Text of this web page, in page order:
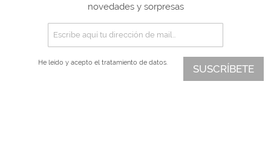
novedades y sorpresas
SUSCRÍBETE
He leído y acepto el tratamiento de datos.